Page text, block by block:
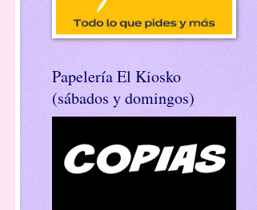
Papelería El Kiosko
(sábados y domingos)